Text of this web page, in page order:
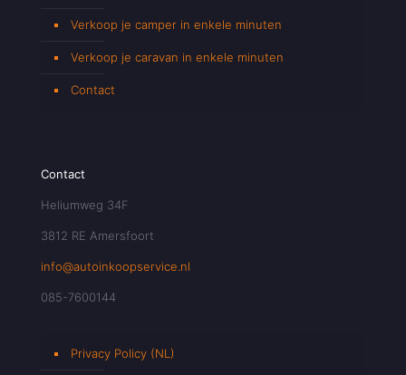
Verkoop je camper in enkele minuten
Verkoop je caravan in enkele minuten
Contact
Contact
Heliumweg 34F
3812 RE Amersfoort
info@autoinkoopservice.nl
085-7600144
Privacy Policy (NL)